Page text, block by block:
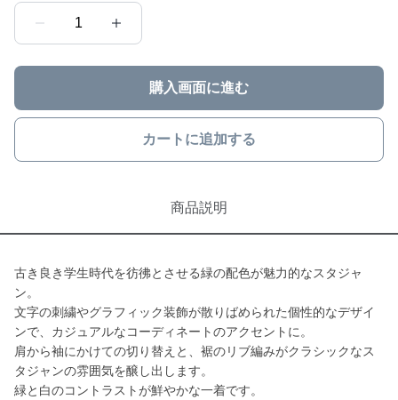
1
購入画面に進む
カートに追加する
商品説明
古き良き学生時代を彷彿とさせる緑の配色が魅力的なスタジャ
ン。
文字の刺繍やグラフィック装飾が散りばめられた個性的なデザイ
ンで、カジュアルなコーディネートのアクセントに。
肩から袖にかけての切り替えと、裾のリブ編みがクラシックなス
タジャンの雰囲気を醸し出します。
緑と白のコントラストが鮮やかな一着です。